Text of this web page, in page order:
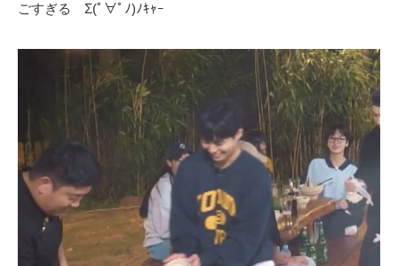
ごすぎる Σ(ﾟ∀ﾟﾉ)ﾉｷｬｰ